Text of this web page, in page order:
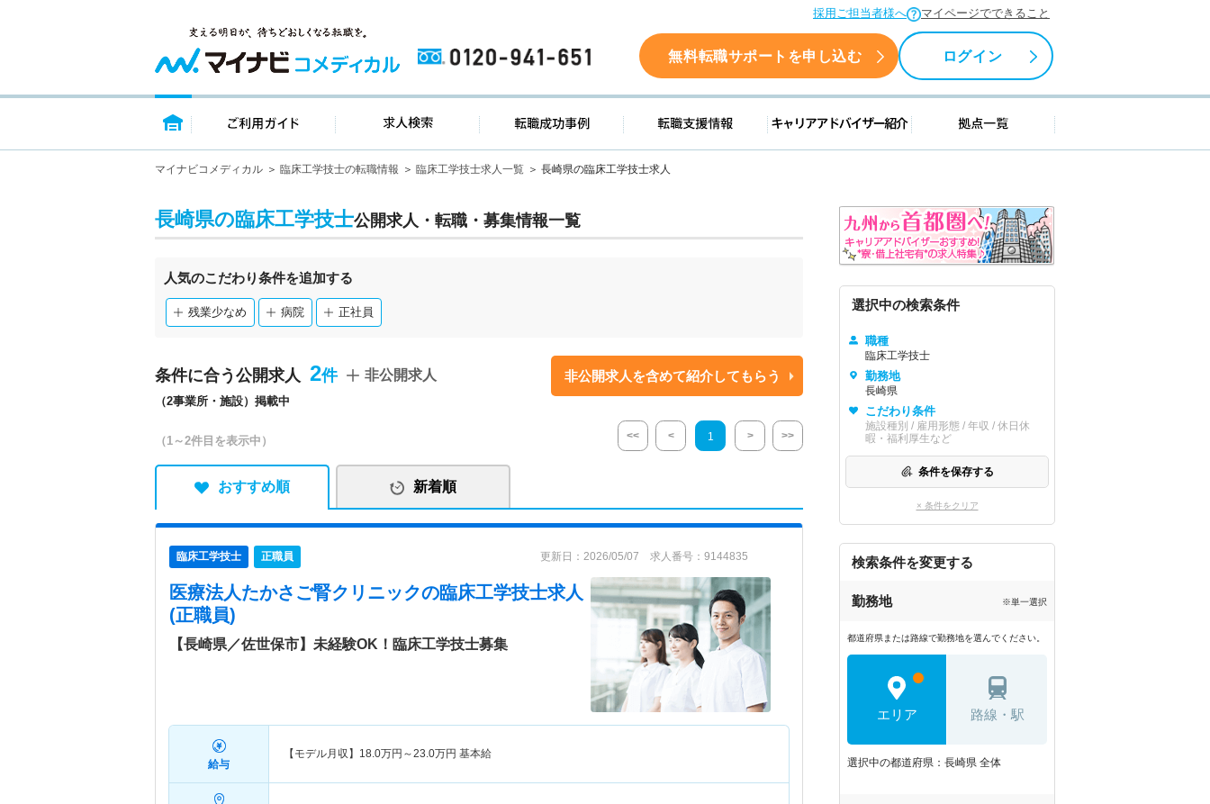
採用ご担当者様へ マイページでできること
0120-941-651 無料転職サポートを申し込む ログイン
トップページ ご利用ガイド 求人検索 転職成功事例 転職支援情報 キャリアアドバイザー紹介 拠点一覧
マイナビコメディカル 臨床工学技士の転職情報 臨床工学技士求人一覧 長崎県の臨床工学技士求人
長崎県の臨床工学技士公開求人・転職・募集情報一覧
人気のこだわり条件を追加する
残業少なめ 病院 正社員
条件に合う公開求人 2
（2事業所・施設）掲載中
非公開求人 非公開求人を含めて紹介してもらう
（1～2件目を表示中） << < 1 > >>
おすすめ順 新着順
臨床工学技士 正職員 更新日：2026/05/07 求人番号：9144835
医療法人たかさご腎クリニックの臨床工学技士求人
(正職員)
【長崎県／佐世保市】未経験OK！臨床工学技士募集
給与
【モデル月収】 18.0万円～23.0万円 基本給
選択中の検索条件
職種
臨床工学技士
勤務地
長崎県
こだわり条件
施設種別 / 雇用形態 / 年収 / 休日休
暇・福利厚生など
条件を保存する
× 条件をクリア
検索条件を変更する
勤務地 ※単一選択
都道府県または路線で勤務地を選んでください。
エリア 路線・駅
選択中の都道府県：長崎県 全体